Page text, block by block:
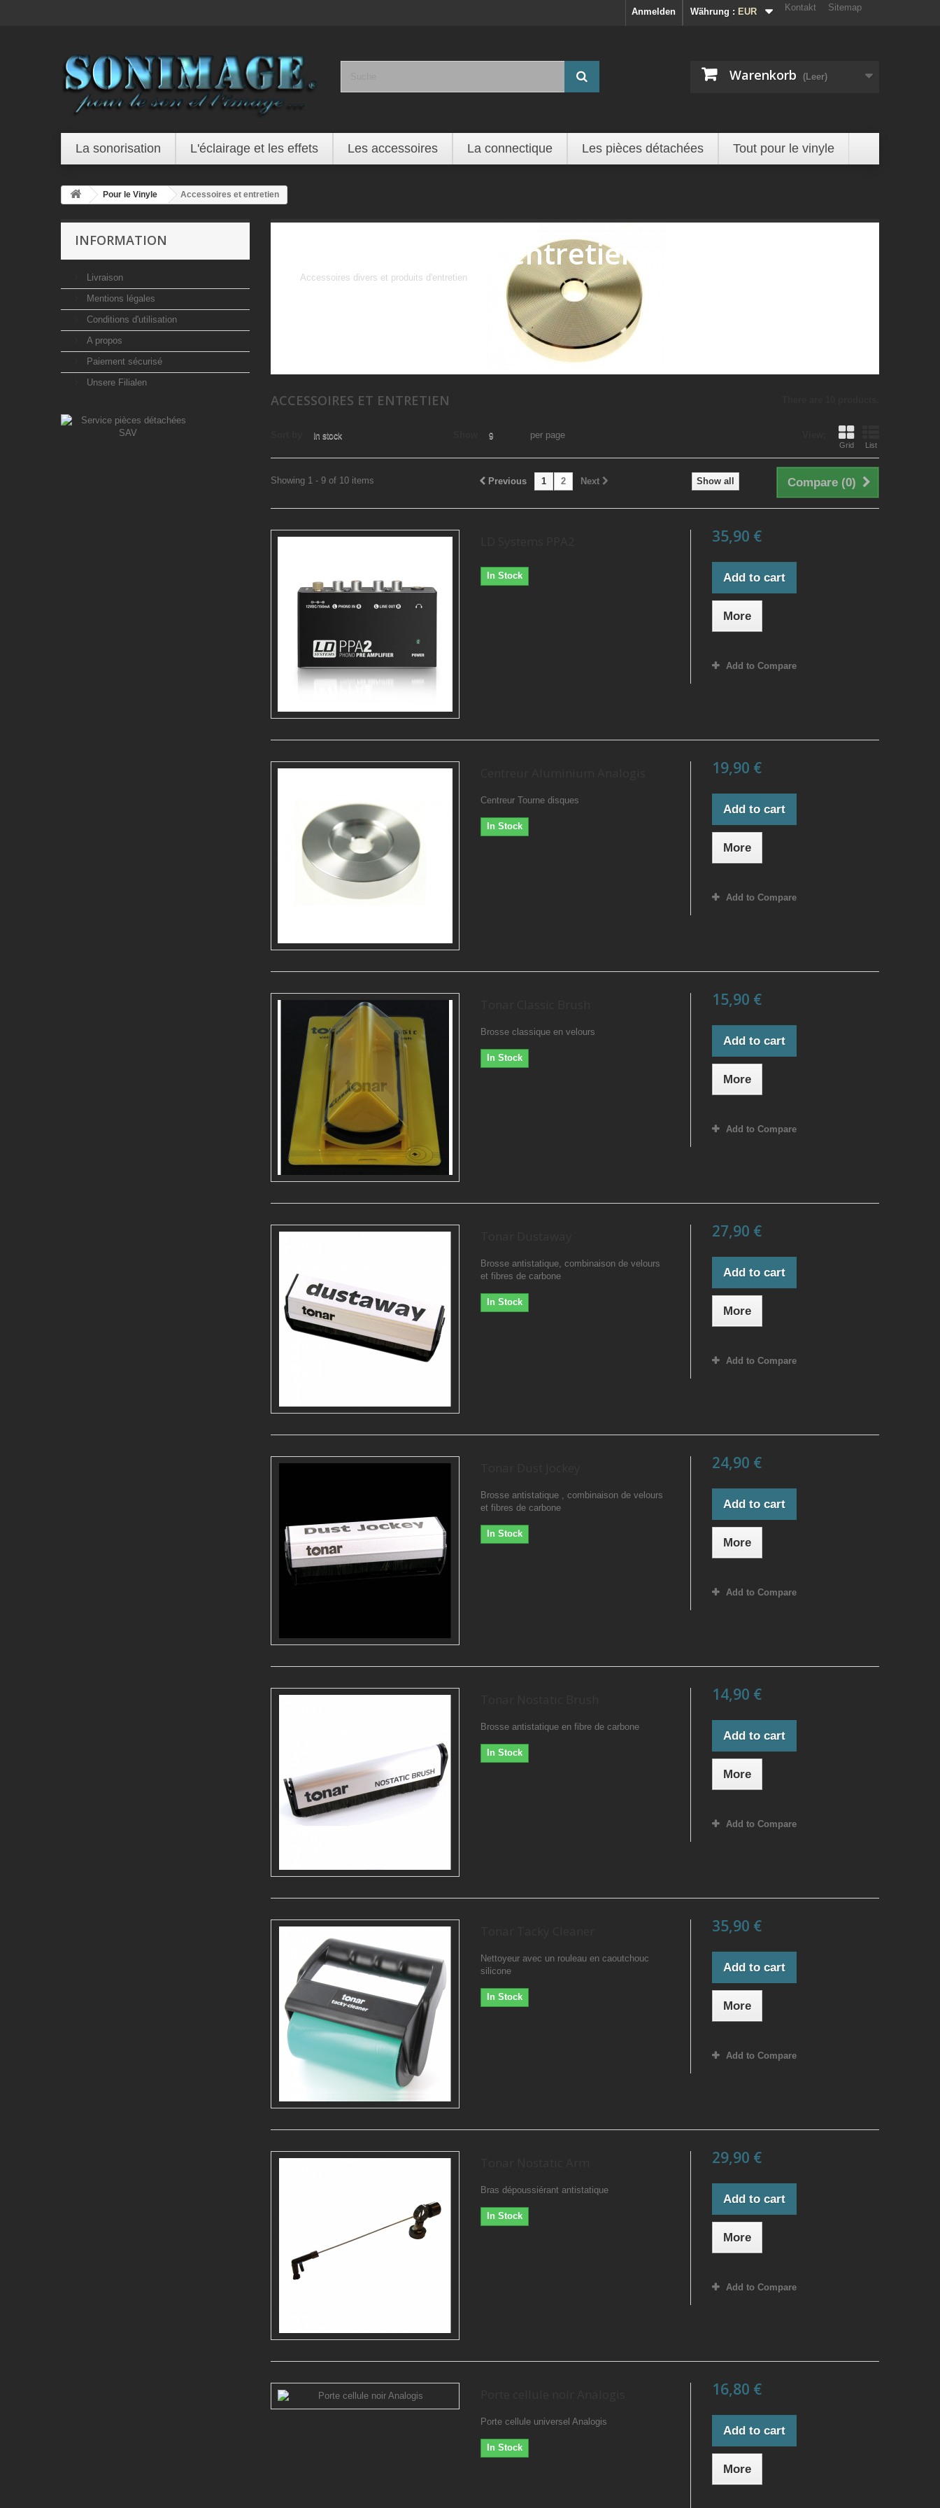
Kontakt Sitemap
Währung : EUR
Anmelden
Warenkorb (Leer)
La sonorisation L'éclairage et les effets Les accessoires La connectique Les pièces détachées Tout pour le vinyle
Pour le Vinyle Accessoires et entretien
INFORMATION
Livraison
Mentions légales
Conditions d'utilisation
A propos
Paiement sécurisé
Unsere Filialen
Accessoires et entretien
Accessoires divers et produits d'entretien
ACCESSOIRES ET ENTRETIEN
Grid List
In stock 9 per page
Compare (0)
Show all
Previous 1 2 Next
Showing 1 - 9 of 10 items
In Stock
35,90 €
Add to cart
More
Add to Compare
Centreur Tourne disques
In Stock
19,90 €
Add to cart
More
Add to Compare
Brosse classique en velours
In Stock
15,90 €
Add to cart
More
Add to Compare
Brosse antistatique, combinaison de velours
et fibres de carbone
In Stock
27,90 €
Add to cart
More
Add to Compare
Brosse antistatique , combinaison de velours
et fibres de carbone
In Stock
24,90 €
Add to cart
More
Add to Compare
Brosse antistatique en fibre de carbone
In Stock
14,90 €
Add to cart
More
Add to Compare
Nettoyeur avec un rouleau en caoutchouc
silicone
In Stock
35,90 €
Add to cart
More
Add to Compare
Bras dépoussiérant antistatique
In Stock
29,90 €
Add to cart
More
Add to Compare
Porte cellule universel Analogis
In Stock
16,80 €
Add to cart
More